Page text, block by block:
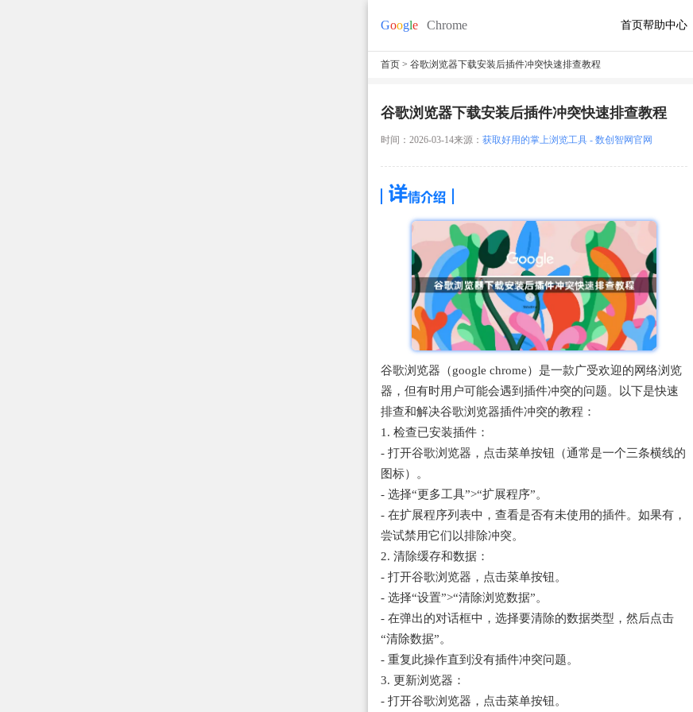
首页帮助中心
首页 > 谷歌浏览器下载安装后插件冲突快速排查教程
谷歌浏览器下载安装后插件冲突快速排查教程
时间：2026-03-14来源： 获取好用的掌上浏览工具 - 数创智网官网
谷歌浏览器（google chrome）是一款广受欢迎的网络浏览
器，但有时用户可能会遇到插件冲突的问题。以下是快速
排查和解决谷歌浏览器插件冲突的教程：
1. 检查已安装插件：
- 打开谷歌浏览器，点击菜单按钮（通常是一个三条横线的
图标）。
- 选择“更多工具”>“扩展程序”。
- 在扩展程序列表中，查看是否有未使用的插件。如果有，
尝试禁用它们以排除冲突。
2. 清除缓存和数据：
- 打开谷歌浏览器，点击菜单按钮。
- 选择“设置”>“清除浏览数据”。
- 在弹出的对话框中，选择要清除的数据类型，然后点击
“清除数据”。
- 重复此操作直到没有插件冲突问题。
3. 更新浏览器：
- 打开谷歌浏览器，点击菜单按钮。